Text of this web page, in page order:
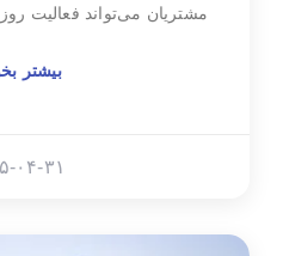
مشتریان می‌تواند فعالیت
بیشتر
۱۴۰۵-